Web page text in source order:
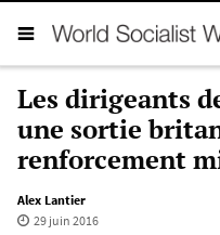
Les dirigeants
une sortie
renforcement
Alex Lantier
29 juin 2016